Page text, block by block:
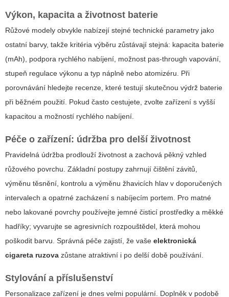
Výkon, kapacita a životnost baterie
Růžové modely obvykle nabízejí stejné technické parametry jako
ostatní barvy, takže kritéria výběru zůstávají stejná: kapacita baterie
(mAh), podpora rychlého nabíjení, možnost pas-through vapování,
stupeň regulace výkonu a typ náplně nebo atomizéru. Při
porovnávání hledejte recenze, které testují skutečnou výdrž baterie
při běžném použití. Pokud často cestujete, zvolte zařízení s vyšší
kapacitou a možností rychlého nabíjení.
Péče o zařízení: údržba pro delší životnost
Pravidelná údržba prodlouží životnost a zachová pěkný vzhled
růžového povrchu. Základní postupy zahrnují čištění závitů,
výměnu těsnění, kontrolu a výměnu žhavicích hlav v doporučených
intervalech a opatrné zacházení s nabíjecím portem. Pro matné
nebo lakované povrchy používejte jemné čisticí prostředky a měkké
hadříky; vyvarujte se agresivních rozpouštědel, která mohou
poškodit barvu. Správná péče zajistí, že vaše elektronická
cigareta ruzova zůstane atraktivní i po delší době používání.
Stylování a příslušenství
Personalizace zařízení je dnes velmi populární. Doplněk v podobě